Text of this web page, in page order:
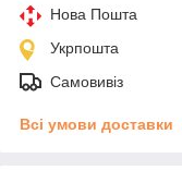
Нова Пошта
Укрпошта
Самовивіз
Всі умови доставки